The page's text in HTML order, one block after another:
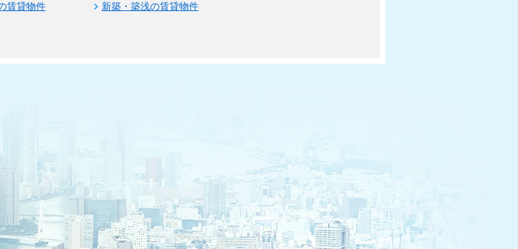
賃貸物件
新築・築浅の賃貸物件